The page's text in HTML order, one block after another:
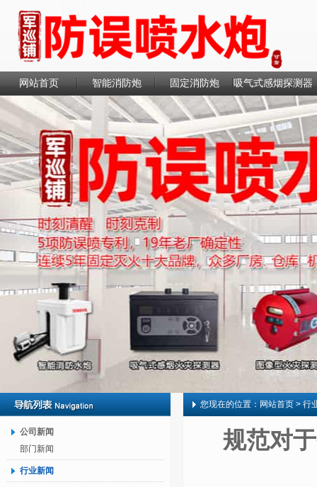
网站首页 智能消防炮 固定消防炮 吸气式感烟探测器
联系我们
公司新闻
部门新闻
行业新闻
您现在的位置： 网站首页 > 行
规范对